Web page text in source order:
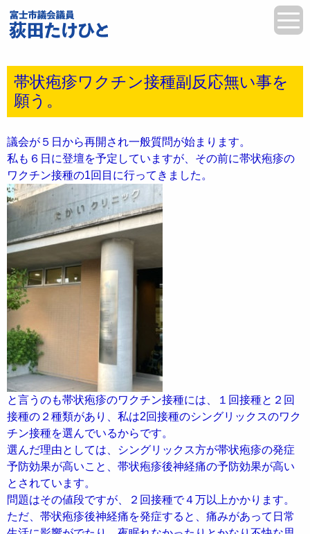
帯状疱疹ワクチン接種副反応無い事を
願う。
議会が５日から再開され一般質問が始まります。
私も６日に登壇を予定していますが、その前に帯状疱疹の
ワクチン接種の1回目に行ってきました。
と言うのも帯状疱疹のワクチン接種には、１回接種と２回
接種の２種類があり、私は2回接種のシングリックスのワク
チン接種を選んでいるからです。
選んだ理由としては、シングリックス方が帯状疱疹の発症
予防効果が高いこと、帯状疱疹後神経痛の予防効果が高い
とされています。
問題はその値段ですが、２回接種で４万以上かかります。
ただ、帯状疱疹後神経痛を発症すると、痛みがあって日常